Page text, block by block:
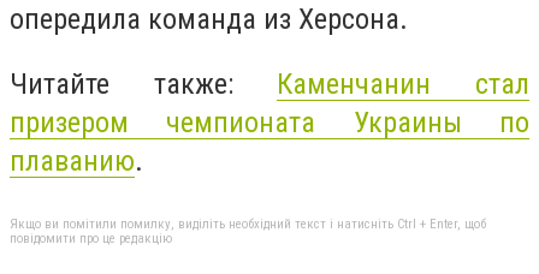
опередила команда из Херсона.
Читайте также: Каменчанин стал
призером чемпионата Украины по
плаванию.
Якщо ви помітили помилку, виділіть необхідний текст і натисніть Ctrl + Enter, щоб
повідомити про це редакцію